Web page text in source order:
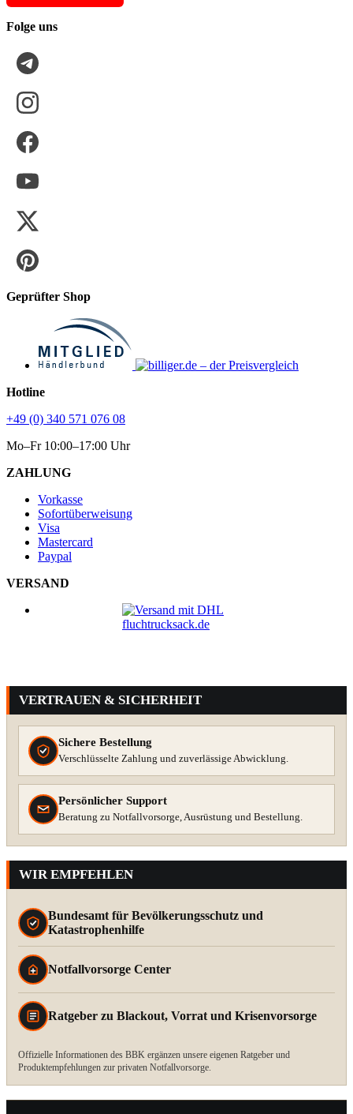
Folge uns
Geprüfter Shop
Hotline
+49 (0) 340 571 076 08
Mo–Fr 10:00–17:00 Uhr
ZAHLUNG
Vorkasse
Sofortüberweisung
Visa
Mastercard
Paypal
VERSAND
VERTRAUEN & SICHERHEIT
Sichere Bestellung
Verschlüsselte Zahlung und zuverlässige Abwicklung.
Persönlicher Support
Beratung zu Notfallvorsorge, Ausrüstung und Bestellung.
WIR EMPFEHLEN
Bundesamt für Bevölkerungsschutz und
Katastrophenhilfe
Notfallvorsorge Center
Ratgeber zu Blackout, Vorrat und Krisenvorsorge
Offizielle Informationen des BBK ergänzen unsere eigenen Ratgeber und
Produktempfehlungen zur privaten Notfallvorsorge.